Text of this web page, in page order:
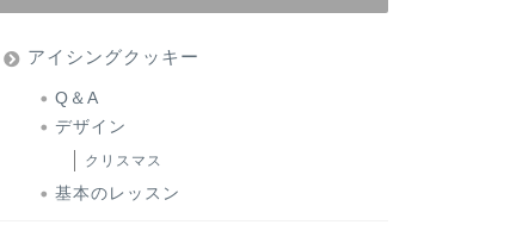
アイシングクッキー
Q＆A
デザイン
クリスマス
基本のレッスン